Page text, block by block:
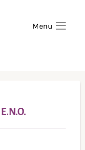
Menu